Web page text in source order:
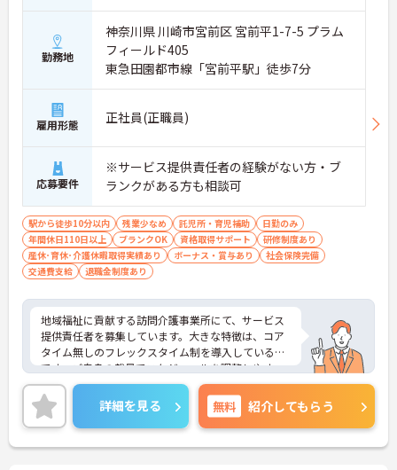
勤務地
神奈川県 川崎市宮前区 宮前平1-7-5 プラム
フィールド405
東急田園都市線「宮前平駅」徒歩7分
雇用形態 正社員(正職員)
応募要件
※サービス提供責任者の経験がない方・ブ
ランクがある方も相談可
駅から徒歩10分以内 残業少なめ 託児所・育児補助
日勤のみ
年間休日110日以上
ブランクOK 資格取得サポート
研修制度あり
産休･育休･介護休暇取得実績あり
ボーナス・賞与あり
社会保険完備
交通費支給
退職金制度あり
地域福祉に貢献する訪問介護事業所にて、サービス
提供責任者を募集しています。大きな特徴は、コア
タイム無しのフレックスタイム制を導入している点
です。ご自身の裁量でスケジュールを調整しやす
く、直行直帰も交えながら柔軟に働くことができま
す。大手グループならではの共済会制度（医療費補
助等）や保育手当など、生活を支える福利厚生が充
実しています。訪問介護の経験があればサ責未経験
の方も相談可能で、指導育成力や調整力を磨ける環
詳細を見る 無料 紹介してもらう